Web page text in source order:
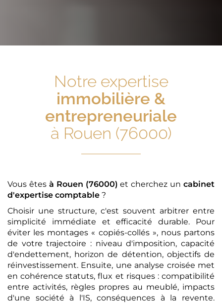
Notre expertise
immobilière &
entrepreneuriale
à Rouen (76000)
Vous êtes à Rouen (76000) et cherchez un cabinet
d'expertise comptable ?
Choisir une structure, c'est souvent arbitrer entre
simplicité immédiate et efficacité durable. Pour
éviter les montages « copiés-collés », nous partons
de votre trajectoire : niveau d'imposition, capacité
d'endettement, horizon de détention, objectifs de
réinvestissement. Ensuite, une analyse croisée met
en cohérence statuts, flux et risques : compatibilité
entre activités, règles propres au meublé, impacts
d'une société à l'IS, conséquences à la revente.